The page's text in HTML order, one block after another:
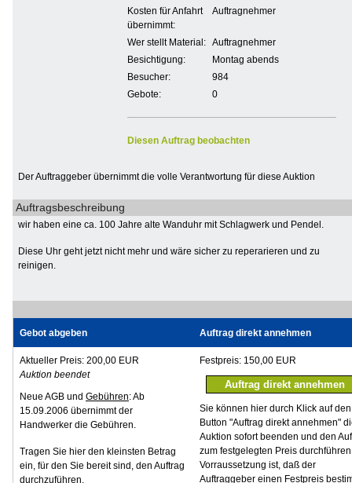
Kosten für Anfahrt
übernimmt:
Auftragnehmer
Wer stellt Material: Auftragnehmer
Besichtigung:
Montag abends
Besucher:
984
Gebote:
0
Diesen Auftrag beobachten
Der Auftraggeber übernimmt die volle Verantwortung für diese Auktion
Auftragsbeschreibung
wir haben eine ca. 100 Jahre alte Wanduhr mit Schlagwerk und Pendel.
Diese Uhr geht jetzt nicht mehr und wäre sicher zu reperarieren und zu
reinigen.
Gebot abgeben Auftrag direkt annehmen
Aktueller Preis: 200,00 EUR
Auktion beendet
Neue AGB und Gebühren: Ab
15.09.2006 übernimmt der
Handwerker die Gebühren.
Tragen Sie hier den kleinsten Betrag
ein, für den Sie bereit sind, den Auftrag
durchzuführen.
Festpreis: 150,00 EUR
Sie können hier durch Klick auf den
Button "Auftrag direkt annehmen"
Auktion sofort beenden und den
zum festgelegten Preis
Vorraussetzung ist, daß der
Auftraggeber einen Festpreis